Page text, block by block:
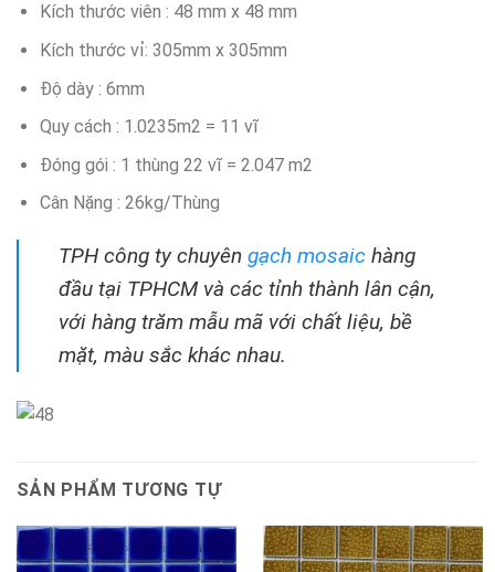
Kích thước viên : 48 mm x 48 mm
Kích thước vỉ: 305mm x 305mm
Độ dày : 6mm
Quy cách : 1.0235m2 = 11 vĩ
Đóng gói : 1 thùng 22 vĩ = 2.047 m2
Cân Nặng : 26kg/Thùng
TPH công ty chuyên gạch mosaic hàng
đầu tại TPHCM và các tỉnh thành lân cận,
với hàng trăm mẫu mã với chất liệu, bề
mặt, màu sắc khác nhau.
SẢN PHẨM TƯƠNG TỰ